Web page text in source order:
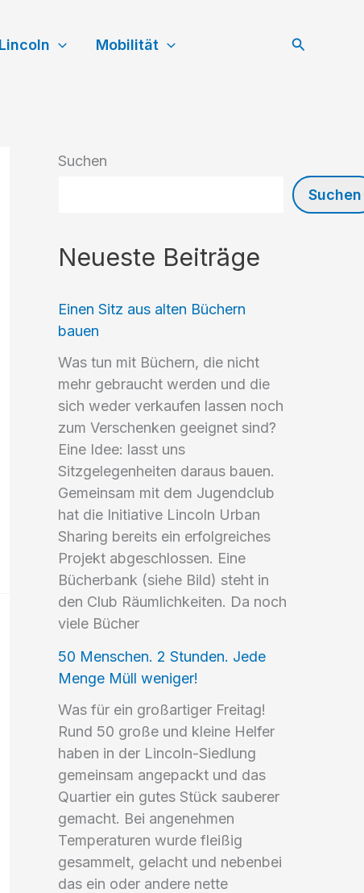
Mobilität Suchen
Suchen
Suchen
Neueste Beiträge
Einen Sitz aus alten Büchern
bauen
Was tun mit Büchern, die nicht
mehr gebraucht werden und die
sich weder verkaufen lassen noch
zum Verschenken geeignet sind?
Eine Idee: lasst uns
Sitzgelegenheiten daraus bauen.
Gemeinsam mit dem Jugendclub
hat die Initiative Lincoln Urban
Sharing bereits ein erfolgreiches
Projekt abgeschlossen. Eine
Bücherbank (siehe Bild) steht in
den Club Räumlichkeiten. Da noch
viele Bücher
50 Menschen. 2 Stunden. Jede
Menge Müll weniger!
Was für ein großartiger Freitag!
Rund 50 große und kleine Helfer
haben in der Lincoln-Siedlung
gemeinsam angepackt und das
Quartier ein gutes Stück sauberer
gemacht. Bei angenehmen
Temperaturen wurde fleißig
gesammelt, gelacht und nebenbei
das ein oder andere nette